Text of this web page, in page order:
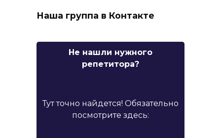
Наша группа в Контакте
Не нашли нужного
репетитора?
Тут точно найдется! Обязательно
посмотрите здесь: